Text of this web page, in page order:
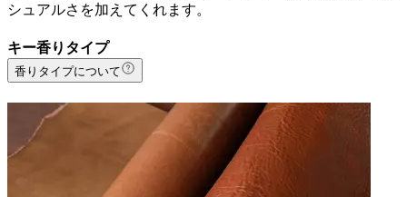
シュアルさを加えてくれます。
キー香りタイプ
香りタイプについて